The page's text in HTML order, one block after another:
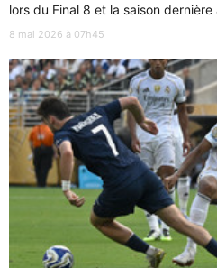
lors du Final 8 et la saison dernière
8 mai 2026 à 07h45